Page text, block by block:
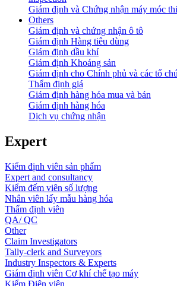
Giám định và Chứng nhận máy móc
Others
Giám định và chứng nhận ô tô
Giám định Hàng tiêu dùng
Giám định dầu khí
Giám định Khoáng sản
Giám định cho Chính phủ và các tổ
Thẩm định giá
Giám định hàng hóa mua và bán
Giám định hàng hóa
Dịch vụ chứng nhận
Expert
Kiểm định viên sản phẩm
Expert and consultancy
Kiểm đếm viên số lượng
Nhân viên lấy mẫu hàng hóa
Thẩm định viên
QA/ QC
Other
Claim Investigators
Tally-clerk and Surveyors
Industry Inspectors & Experts
Giám định viên Cơ khí chế tạo máy
Kiểm Điện viên